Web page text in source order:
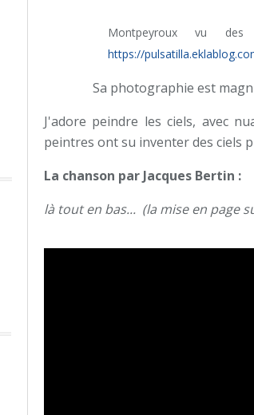
Montpeyroux vu
https://
Sa photographie est
J'adore peindre les ciels, avec
peintres ont su inventer des ciels
La chanson par Jacques Bertin :
là tout en bas... (la mise en page